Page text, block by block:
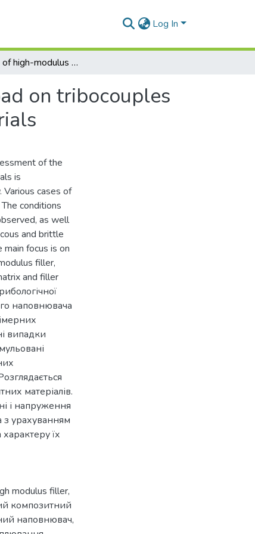
Log In
Influence of high-modulus filler content on critical load on tribocouples made of microheterophase polymer composite materials
on tribocouples
of the
is
cases of
conditions
as well
and brittle
focus is on
filler,
and filler
наповнювача
випадки
матеріалів.
і напруження
з урахуванням
їх
modulus filler,
композитний
наповнювач,